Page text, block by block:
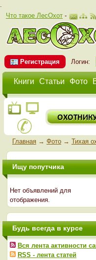
.
Что такое ЛесОхот-
Регистрация Логин:
Книги Статьи Фото
Главная→ Фото→ Тихая
Ищу попутчика
Нет объявлений для
отображения.
Будь всегда в курсе
Вся лента активности
RSS - лента статей